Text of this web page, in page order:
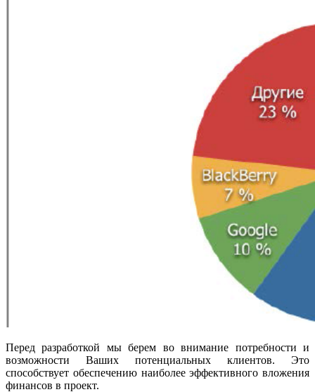
Перед разработкой мы берем во внимание потребности и
возможности Ваших потенциальных клиентов. Это
способствует обеспечению наиболее эффективного вложения
финансов в проект.